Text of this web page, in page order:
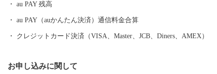
au PAY 残高
au PAY（auかんたん決済）通信料金合算
クレジットカード決済（VISA、Master、JCB、Diners、AMEX）
お申し込みに関して